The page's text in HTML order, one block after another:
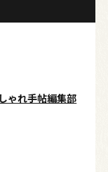
ゃれ手帖編集部